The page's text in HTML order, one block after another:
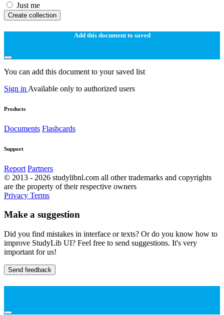
Just me
Create collection
Add this document to saved
You can add this document to your saved list
Sign in Available only to authorized users
Products
Documents Flashcards
Support
Report Partners
© 2013 - 2026 studylibnl.com all other trademarks and copyrights
are the property of their respective owners
Privacy Terms
Make a suggestion
Did you find mistakes in interface or texts? Or do you know how to
improve StudyLib UI? Feel free to send suggestions. It's very
important for us!
Send feedback